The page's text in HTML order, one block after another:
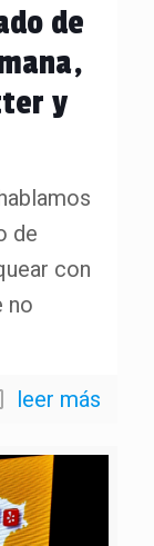
de
y
de
con
no
leer más